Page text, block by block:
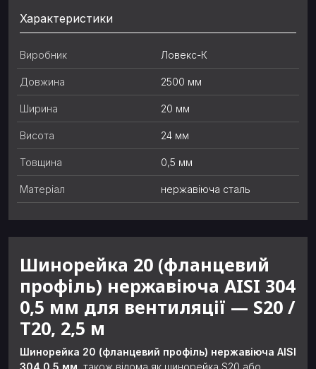
Характеристики
Виробник Ловекс-К
Довжина 2500 мм
Ширина 20 мм
Висота 24 мм
Товщина 0,5 мм
Матеріал нержавіюча сталь
Шинорейка 20 (фланцевий
профіль) нержавіюча AISI 304
0,5 мм для вентиляції — S20 /
Т20, 2,5 м
Шинорейка 20 (фланцевий профіль) нержавіюча AISI